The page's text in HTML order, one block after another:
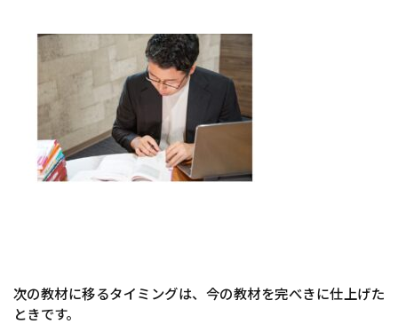
次の教材に移るタイミングは、今の教材を完べきに仕上げた
ときです。